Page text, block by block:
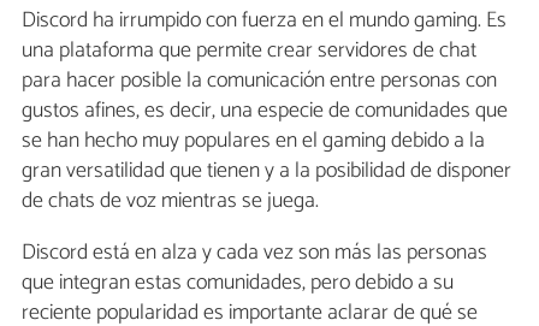
Discord ha irrumpido con fuerza en el mundo gaming. Es
una plataforma que permite crear servidores de chat
para hacer posible la comunicación entre personas con
gustos afines, es decir, una especie de comunidades que
se han hecho muy populares en el gaming debido a la
gran versatilidad que tienen y a la posibilidad de disponer
de chats de voz mientras se juega.
Discord está en alza y cada vez son más las personas
que integran estas comunidades, pero debido a su
reciente popularidad es importante aclarar de qué se